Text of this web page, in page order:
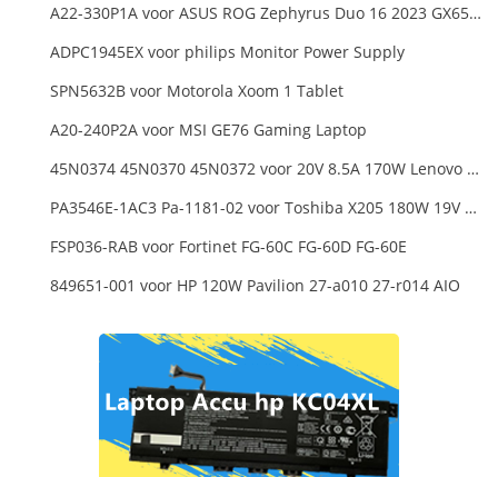
A22-330P1A voor ASUS ROG Zephyrus Duo 16 2023 GX650PY
ADPC1945EX voor philips Monitor Power Supply
SPN5632B voor Motorola Xoom 1 Tablet
A20-240P2A voor MSI GE76 Gaming Laptop
45N0374 45N0370 45N0372 voor 20V 8.5A 170W Lenovo ThinkPad W540 T540P
PA3546E-1AC3 Pa-1181-02 voor Toshiba X205 180W 19V 9.5A Laptop DC Charger Power Supply
FSP036-RAB voor Fortinet FG-60C FG-60D FG-60E
849651-001 voor HP 120W Pavilion 27-a010 27-r014 AIO